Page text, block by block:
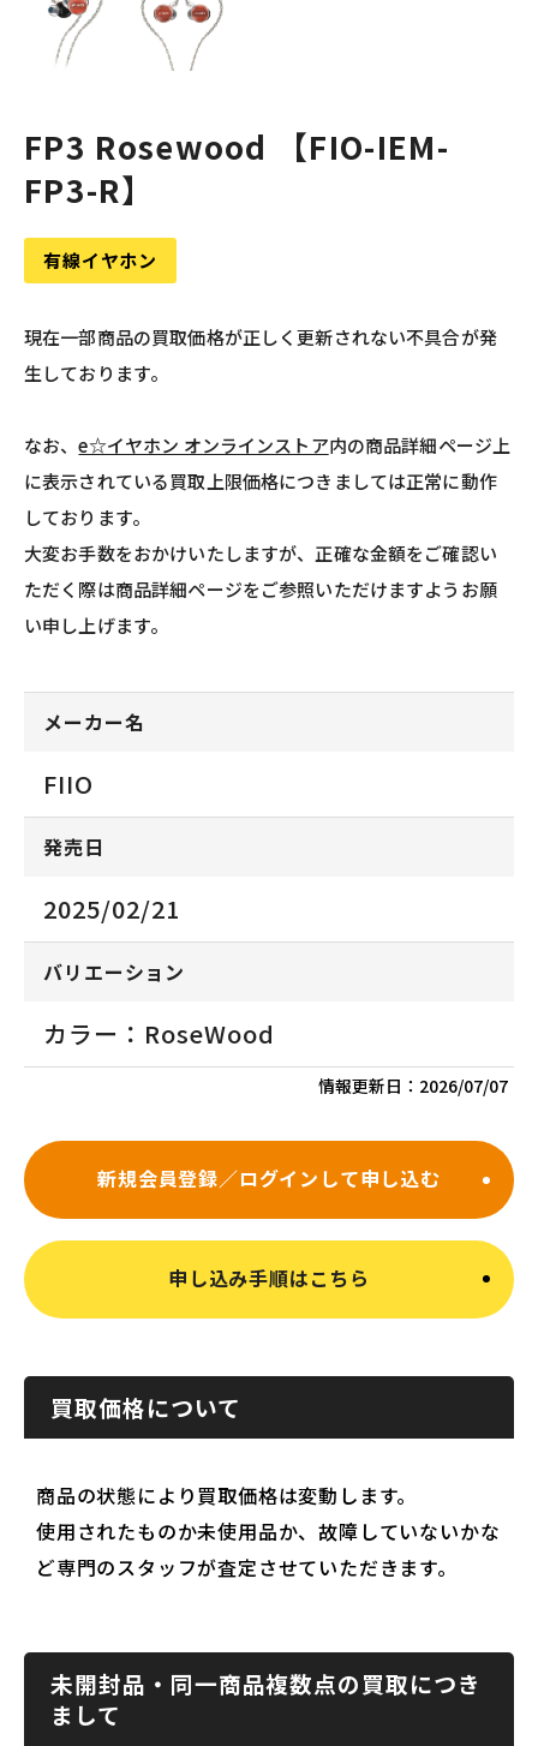
FP3 Rosewood 【FIO-IEM-
FP3-R】
有線イヤホン
現在一部商品の買取価格が正しく更新されない不具合が発
生しております。
なお、e☆イヤホン オンラインストア内の商品詳細ページ上
に表示されている買取上限価格につきましては正常に動作
しております。
大変お手数をおかけいたしますが、正確な金額をご確認い
ただく際は商品詳細ページをご参照いただけますようお願
い申し上げます。
メーカー名
FIIO
発売日
2025/02/21
バリエーション
カラー：RoseWood
情報更新日： 2026/07/07
新規会員登録／ログインして申し込む
申し込み手順はこちら
買取価格について
商品の状態により買取価格は変動します。
使用されたものか未使用品か、故障していないかな
ど専門のスタッフが査定させていただきます。
未開封品・同一商品複数点の買取につき
まして